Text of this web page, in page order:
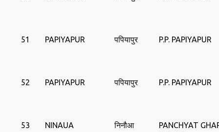
51 PAPIYAPUR पपियापुर P.P. PAPIYAPUR
52 PAPIYAPUR पपियापुर P.P. PAPIYAPUR
53 NINAUA निनौआ
PANCHYAT